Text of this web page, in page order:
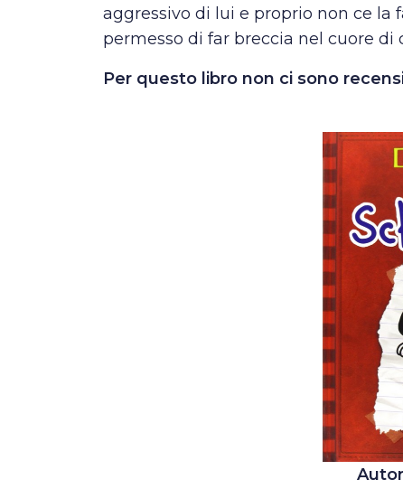
aggressivo di lui e proprio non ce la
permesso di far breccia nel cuore di
Per questo libro non ci sono